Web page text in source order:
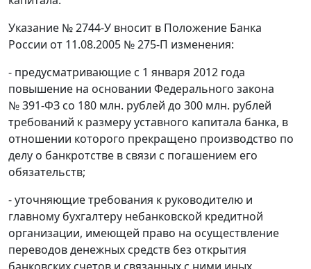
Указание № 2744-У вносит в Положение Банка
России от 11.08.2005 № 275-П изменения:
- предусматривающие c 1 января 2012 года
повышение на основании Федерального закона
№ 391-ФЗ со 180 млн. рублей до 300 млн. рублей
требований к размеру уставного капитала банка, в
отношении которого прекращено производство по
делу о банкротстве в связи с погашением его
обязательств;
- уточняющие требования к руководителю и
главному бухгалтеру небанковской кредитной
организации, имеющей право на осуществление
переводов денежных средств без открытия